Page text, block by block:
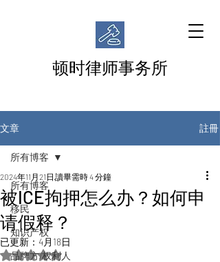
顿时律师事务所
文章 註冊
所有博客
移民
知识产权
品牌方/权利人
所有博客
被ICE拘押怎么办？如何申
请假释？
2024年11月21日 讀畢需時 4 分鐘
已更新： 4月18日
評等為 NaN（最高為 5 顆星）。